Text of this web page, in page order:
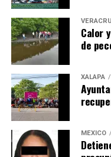
Calor
de
XALAPA
MÉXICO